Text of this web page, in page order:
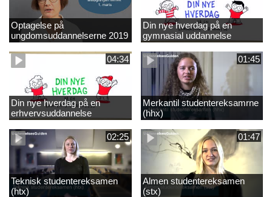
Optagelse på
ungdomsuddannelserne 2019
Din nye hverdag på en
gymnasial uddannelse
04:34
Din nye hverdag på en
erhvervsuddannelse
01:45
Merkantil studentereksamrne
(hhx)
02:25
Teknisk studentereksamen
(htx)
01:47
Almen studentereksamen
(stx)